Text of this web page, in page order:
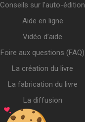
Conseils sur l’auto-édition
Aide en ligne
Vidéo d’aide
Foire aux questions (FAQ)
La création du livre
La fabrication du livre
La diffusion